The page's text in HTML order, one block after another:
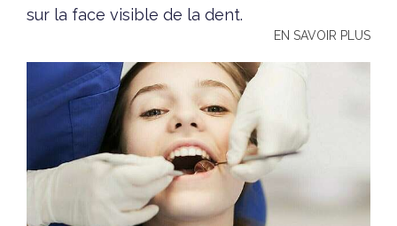
sur la face visible de la dent.
EN SAVOIR PLUS